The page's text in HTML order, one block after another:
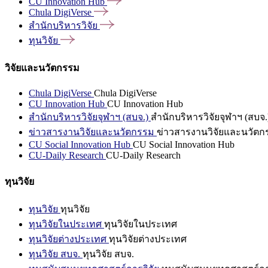
Chula DigiVerse
สำนักบริหารวิจัย
ทุนวิจัย
วิจัยและนวัตกรรม
Chula DigiVerse Chula DigiVerse
CU Innovation Hub CU Innovation Hub
สำนักบริหารวิจัยจุฬาฯ (สบจ.) สำนักบริหารวิจัยจุฬาฯ (สบจ
ข่าวสารงานวิจัยและนวัตกรรม ข่าวสารงานวิจัยและนวัตก
CU Social Innovation Hub CU Social Innovation Hub
CU-Daily Research CU-Daily Research
ทุนวิจัย
ทุนวิจัย ทุนวิจัย
ทุนวิจัยในประเทศ ทุนวิจัยในประเทศ
ทุนวิจัยต่างประเทศ ทุนวิจัยต่างประเทศ
ทุนวิจัย สบจ. ทุนวิจัย สบจ.